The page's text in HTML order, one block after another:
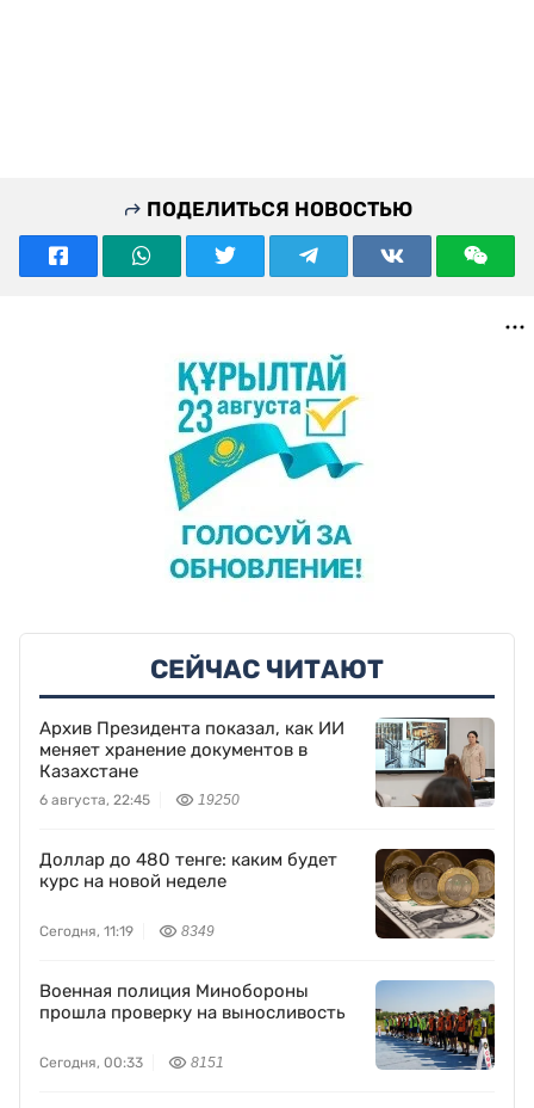
ПОДЕЛИТЬСЯ НОВОСТЬЮ
СЕЙЧАС ЧИТАЮТ
Архив Президента показал, как ИИ
меняет хранение документов в
Казахстане
6 августа, 22:45 19250
Доллар до 480 тенге: каким будет
курс на новой неделе
Сегодня, 11:19 8349
Военная полиция Минобороны
прошла проверку на выносливость
Сегодня, 00:33 8151